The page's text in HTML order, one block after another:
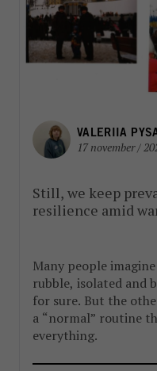
VALERIIA
17 november /
Still, we keep
resilience amid
Many people
rubble, isolated and
for sure. But the
a “normal” routine
everything.